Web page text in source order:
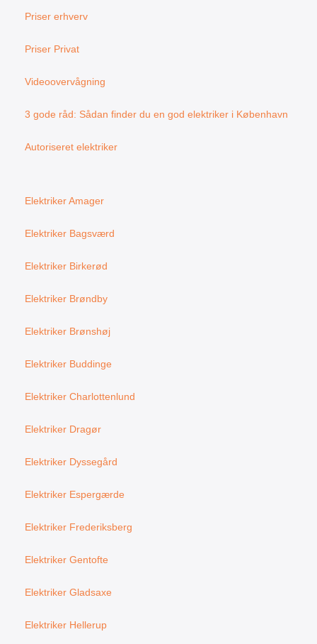
Priser erhverv
Priser Privat
Videoovervågning
3 gode råd: Sådan finder du en god elektriker i København
Autoriseret elektriker
Elektriker Amager
Elektriker Bagsværd
Elektriker Birkerød
Elektriker Brøndby
Elektriker Brønshøj
Elektriker Buddinge
Elektriker Charlottenlund
Elektriker Dragør
Elektriker Dyssegård
Elektriker Espergærde
Elektriker Frederiksberg
Elektriker Gentofte
Elektriker Gladsaxe
Elektriker Hellerup